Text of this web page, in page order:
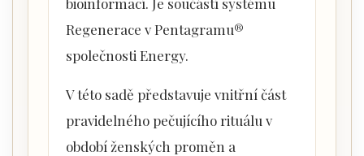
Regenerace v Pentagramu®
společnosti Energy.
V této sadě představuje vnitřní část
pravidelného pečujícího rituálu v
období ženských proměn a